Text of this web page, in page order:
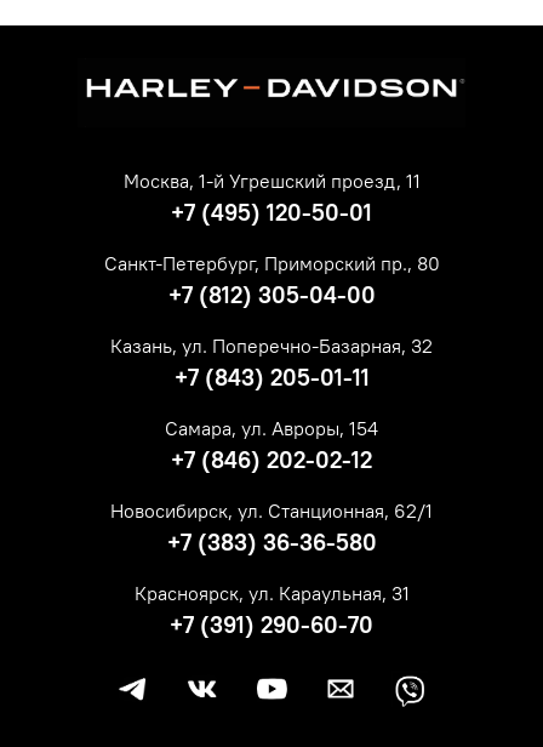
Москва, 1-й Угрешский проезд, 11
+7 (495) 120-50-01
Санкт-Петербург, Приморский пр., 80
+7 (812) 305-04-00
Казань, ул. Поперечно-Базарная, 32
+7 (843) 205-01-11
Самара, ул. Авроры, 154
+7 (846) 202-02-12
Новосибирск, ул. Станционная, 62/1
+7 (383) 36-36-580
Красноярск, ул. Караульная, 31
+7 (391) 290-60-70